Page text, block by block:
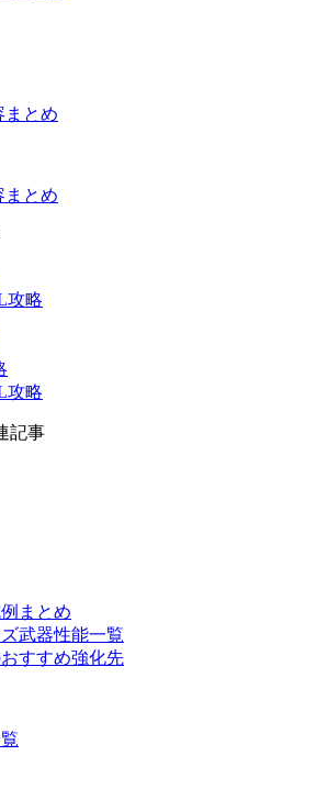
まとめ
まとめ
攻略
攻略
記事
まとめ
武器性能一覧
すすめ強化先